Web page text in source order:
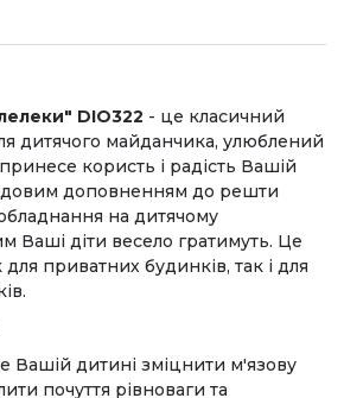
DIO322 - це класичний
дитячого майданчика, улюблений
користь і радість Вашій
доповненням до решти
на дитячому
Ваші діти весело гратимуть. Це
приватних будинків, так і для
Вашій дитині зміцнити м'язову
почуття рівноваги та